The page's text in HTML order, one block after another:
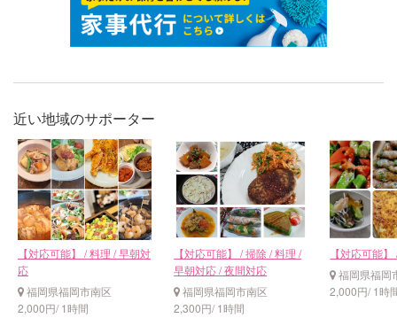
近い地域のサポーター
【対応可能】 / 料理 / 早朝対
応
福岡県福岡市南区
2,000円/ 1時間
【対応可能】 / 掃除 / 料理 /
早朝対応 / 夜間対応
福岡県福岡市南区
2,300円/ 1時間
【対応可能
福岡県福岡
2,000円/ 1時